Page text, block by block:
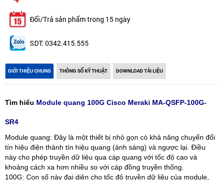
Đổi/Trả sản phẩm trong 15 ngày
SDT: 0342.415.555
GIỚI THIỆU CHUNG THÔNG SỐ KỸ THUẬT DOWNLOAD TÀI LIỆU
Tìm hiểu Module quang 100G Cisco Meraki MA-QSFP-100G-
SR4
Module quang: Đây là một thiết bị nhỏ gọn có khả năng chuyển đổi
tín hiệu điện thành tín hiệu quang (ánh sáng) và ngược lại. Điều
này cho phép truyền dữ liệu qua cáp quang với tốc độ cao và
khoảng cách xa hơn nhiều so với cáp đồng truyền thống.​
100G: Con số này đại diện cho tốc độ truyền dữ liệu của module,